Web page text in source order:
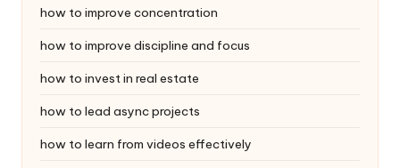
how to improve concentration
how to improve discipline and focus
how to invest in real estate
how to lead async projects
how to learn from videos effectively